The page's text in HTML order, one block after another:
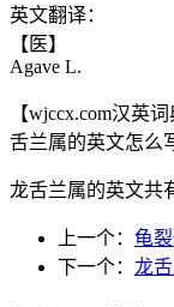
英文翻译：
【医】
Agave L.
【wjccx.com汉英
舌兰属的英文怎么
龙舌兰属的英文共
上一个： 龟
下一个： 龙